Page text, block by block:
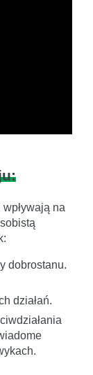
na
dobrostanu.
działań.